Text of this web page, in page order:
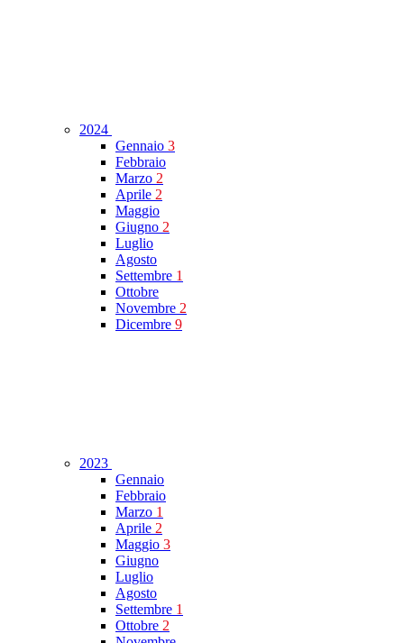
2024
Gennaio 3
Febbraio
Marzo 2
Aprile 2
Maggio
Giugno 2
Luglio
Agosto
Settembre 1
Ottobre
Novembre 2
Dicembre 9
2023
Gennaio
Febbraio
Marzo 1
Aprile 2
Maggio 3
Giugno
Luglio
Agosto
Settembre 1
Ottobre 2